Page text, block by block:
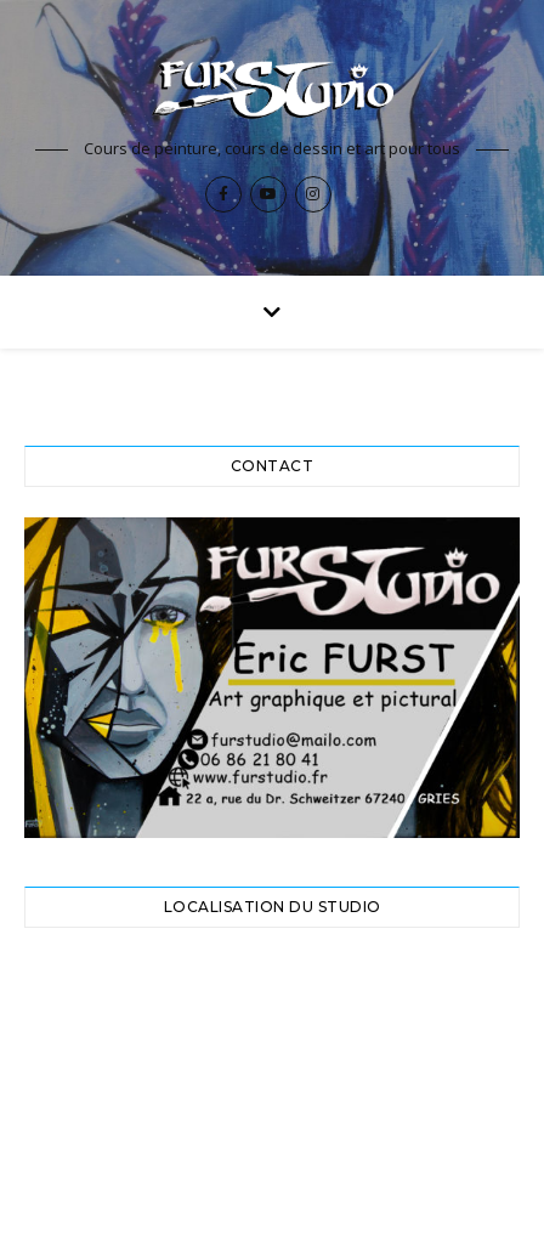
Cours de peinture, cours de dessin et art pour tous
CONTACT
LOCALISATION DU STUDIO